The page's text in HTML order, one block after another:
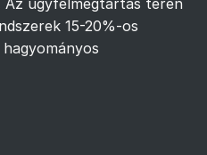
ügyfélmegtartás terén
15-20%-os